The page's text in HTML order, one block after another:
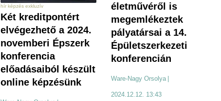
hír képzés exkluzív
Két kreditpontért
elvégezhető a 2024.
novemberi Épszerk
konferencia
előadásaiból készült
online képzésünk
életművéről is
megemlékeztek
pályatársai a 14.
Épületszerkezeti
konferencián
Ware-Nagy Orsolya
2024.12.12. 13:43